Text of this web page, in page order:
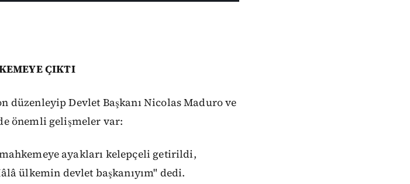
ÇIKTI
düzenleyip Devlet Başkanı Nicolas Maduro ve
önemli gelişmeler var:
ayakları kelepçeli getirildi,
ülkemin devlet başkanıyım" dedi.